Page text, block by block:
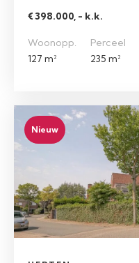
€ 398.000, - k.k.
Woonopp.
127 m²
Perceel
235 m²
Nieuw